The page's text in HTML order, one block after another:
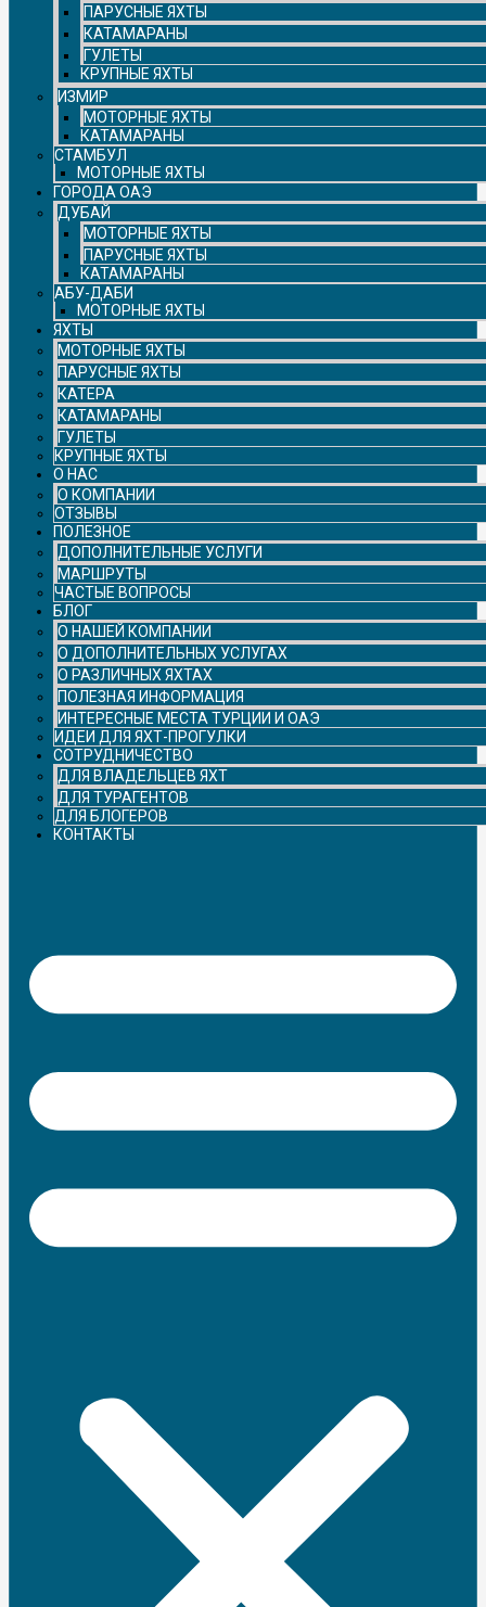
ПАРУСНЫЕ ЯХТЫ
КАТАМАРАНЫ
ГУЛЕТЫ
КРУПНЫЕ ЯХТЫ
ИЗМИР
МОТОРНЫЕ ЯХТЫ
КАТАМАРАНЫ
СТАМБУЛ
МОТОРНЫЕ ЯХТЫ
ГОРОДА ОАЭ
ДУБАЙ
МОТОРНЫЕ ЯХТЫ
ПАРУСНЫЕ ЯХТЫ
КАТАМАРАНЫ
АБУ-ДАБИ
МОТОРНЫЕ ЯХТЫ
ЯХТЫ
МОТОРНЫЕ ЯХТЫ
ПАРУСНЫЕ ЯХТЫ
КАТЕРА
КАТАМАРАНЫ
ГУЛЕТЫ
КРУПНЫЕ ЯХТЫ
О НАС
О КОМПАНИИ
ОТЗЫВЫ
ПОЛЕЗНОЕ
ДОПОЛНИТЕЛЬНЫЕ УСЛУГИ
МАРШРУТЫ
ЧАСТЫЕ ВОПРОСЫ
БЛОГ
О НАШЕЙ КОМПАНИИ
О ДОПОЛНИТЕЛЬНЫХ УСЛУГАХ
О РАЗЛИЧНЫХ ЯХТАХ
ПОЛЕЗНАЯ ИНФОРМАЦИЯ
ИНТЕРЕСНЫЕ МЕСТА ТУРЦИИ И ОАЭ
ИДЕИ ДЛЯ ЯХТ-ПРОГУЛКИ
СОТРУДНИЧЕСТВО
ДЛЯ ВЛАДЕЛЬЦЕВ ЯХТ
ДЛЯ ТУРАГЕНТОВ
ДЛЯ БЛОГЕРОВ
КОНТАКТЫ